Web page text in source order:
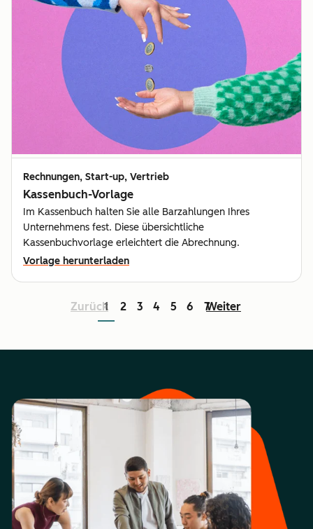
Rechnungen, Start-up, Vertrieb
Kassenbuch-Vorlage
Im Kassenbuch halten Sie alle Barzahlungen Ihres
Unternehmens fest. Diese übersichtliche
Kassenbuchvorlage erleichtert die Abrechnung.
Vorlage herunterladen
Zurück
1 2 3 4 5 6 7Weiter